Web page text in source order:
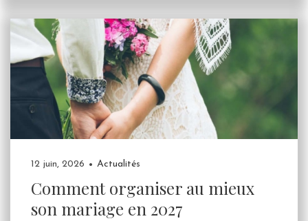
12 juin, 2026 Actualités
Comment organiser au mieux
son mariage en 2027